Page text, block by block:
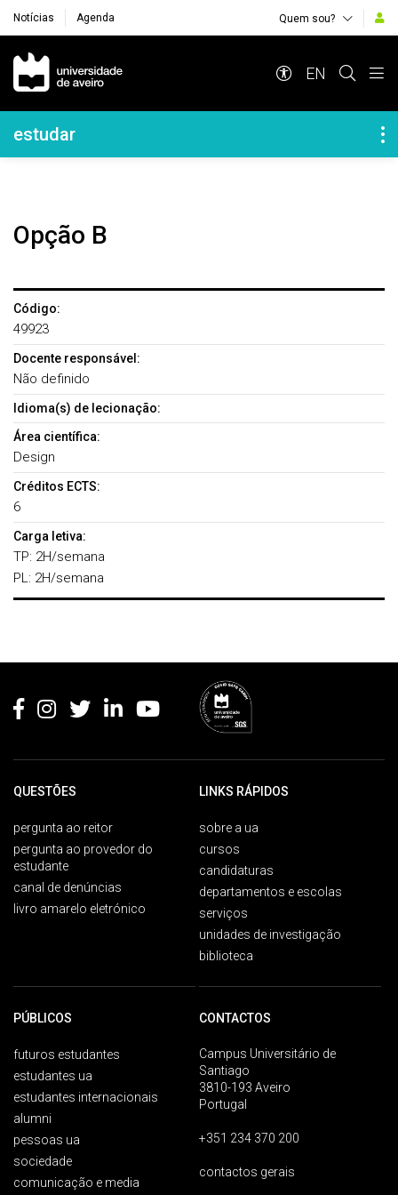
Notícias Agenda Quem sou?
Navegação Principal
EN
Navegação Lateral
estudar
Opção B
Código:
49923
Docente responsável:
Não definido
Idioma(s) de lecionação:
Área científica:
Design
Créditos ECTS:
6
Carga letiva:
TP: 2H/semana
PL: 2H/semana
QUESTÕES
pergunta ao reitor
pergunta ao provedor do
estudante
canal de denúncias
livro amarelo eletrónico
LINKS RÁPIDOS
sobre a ua
cursos
candidaturas
departamentos e escolas
serviços
unidades de investigação
biblioteca
PÚBLICOS
futuros estudantes
estudantes ua
estudantes internacionais
alumni
pessoas ua
sociedade
comunicação e media
CONTACTOS
Campus Universitário de
Santiago
3810-193 Aveiro
Portugal
+351 234 370 200
contactos gerais